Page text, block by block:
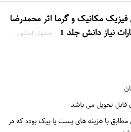
مکانیک و گرما اثر محمدرضا
نیاز دانش جلد 1
اصفهان اصفهان
قابل تحویل می باشد
مطابق با هزینه های پست یا پیک بوده که در